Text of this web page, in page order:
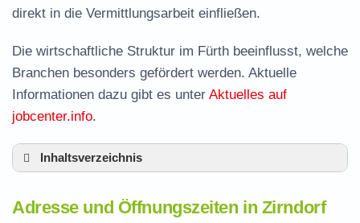
direkt in die Vermittlungsarbeit einfließen.
Die wirtschaftliche Struktur im Fürth beeinflusst, welche
Branchen besonders gefördert werden. Aktuelle
Informationen dazu gibt es unter Aktuelles auf
jobcenter.info.
Inhaltsverzeichnis
Leistungen der Arbeitsvermittlung in Zirndorf
Adresse und Öffnungszeiten in Zirndorf